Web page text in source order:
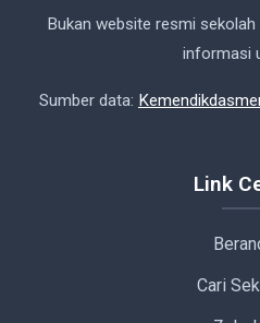
Bukan website resmi
informasi
Sumber data:
Link
Cari